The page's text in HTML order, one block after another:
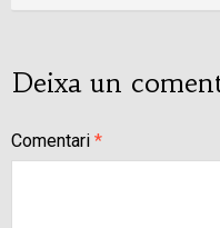
Deixa un
Comentari *